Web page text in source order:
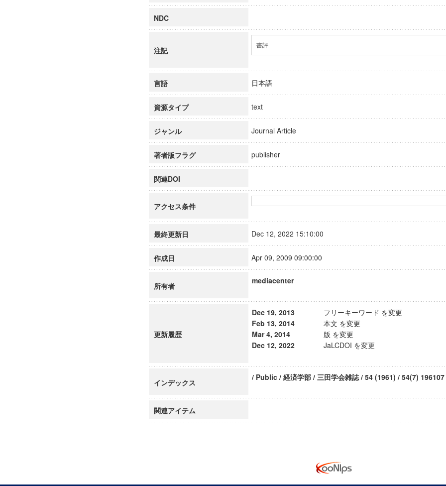
NDC
注記
書評
言語 日本語
資源タイプ text
ジャンル Journal Article
著者版フラグ publisher
関連DOI
アクセス条件
最終更新日 Dec 12, 2022 15:10:00
作成日 Apr 09, 2009 09:00:00
所有者
mediacenter
更新履歴
Dec 19, 2013
フリーキーワード を変更
Feb 13, 2014
本文 を変更
Mar 4, 2014
版 を変更
Dec 12, 2022
JaLCDOI を変更
インデックス
/ Public / 経済学部 / 三田学会雑誌 / 54 (1961) / 54(7) 196107
関連アイテム